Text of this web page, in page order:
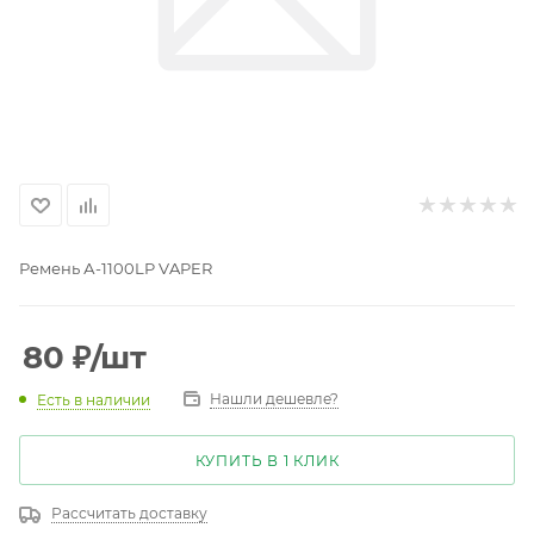
Ремень А-1100LP VAPER
80 ₽/шт
Есть в наличии Нашли дешевле?
КУПИТЬ В 1 КЛИК
Рассчитать доставку